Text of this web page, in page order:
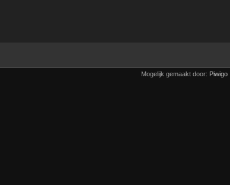
Mogelijk gemaakt door: Piwigo